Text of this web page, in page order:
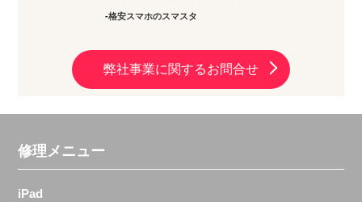
格安スマホのスマスタ
弊社事業に関するお問合せ
修理メニュー
iPad